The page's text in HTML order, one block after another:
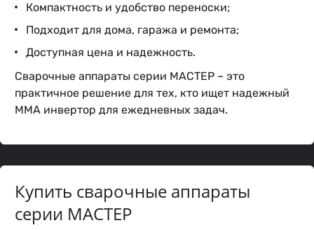
Компактность и удобство переноски;
Подходит для дома, гаража и ремонта;
Доступная цена и надежность.
Сварочные аппараты серии МАСТЕР – это
практичное решение для тех, кто ищет надежный
MMA инвертор для ежедневных задач.
Купить сварочные аппараты
серии МАСТЕР